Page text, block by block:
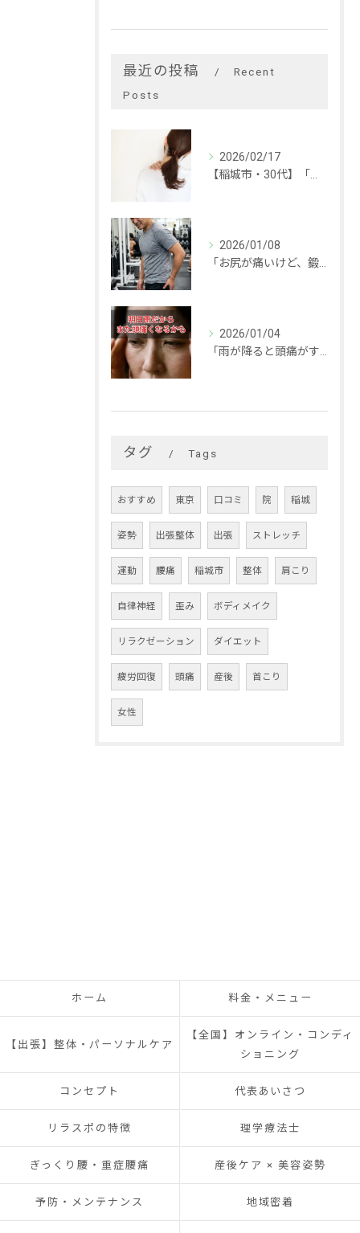
最近の投稿
Recent
Posts
2026/02/17
2026/01/08
2026/01/04
タグ Tags
おすすめ 東京 口コミ 院 稲城
姿勢 出張整体 出張 ストレッチ
運動 腰痛 稲城市 整体 肩こり
自律神経 歪み ボディメイク
リラクゼーション ダイエット
疲労回復 頭痛 産後 首こり
女性
ホーム 料金・メニュー
【出張】整体・パーソナルケア
【全国】オンライン・コンディ
ショニング
コンセプト 代表あいさつ
リラスポの特徴 理学療法士
ぎっくり腰・重症腰痛 産後ケア × 美容姿勢
予防・メンテナンス 地域密着